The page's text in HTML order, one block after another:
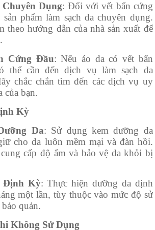
Dụng: Đối với vết bẩn cứng
phẩm làm sạch da chuyên dụng.
theo hướng dẫn của nhà sản xuất để
Cứng Đầu: Nếu áo da có vết bẩn
thể cần đến dịch vụ làm sạch da
chắc chắn tìm đến các dịch vụ uy
của bạn.
Kỳ
Da: Sử dụng kem dưỡng da
cho da luôn mềm mại và đàn hồi.
cấp độ ẩm và bảo vệ da khỏi bị
Định Kỳ: Thực hiện dưỡng da định
một lần, tùy thuộc vào mức độ sử
quản.
Không Sử Dụng